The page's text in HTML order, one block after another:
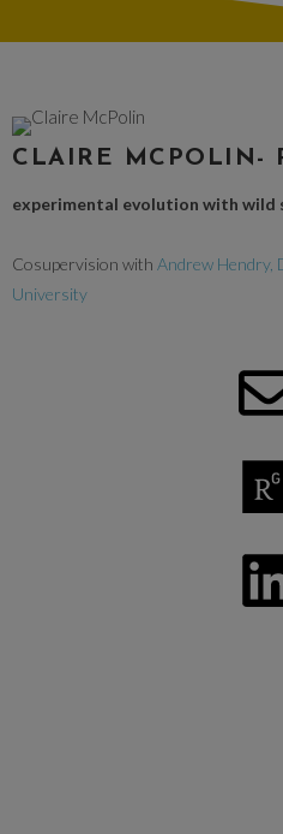
CLAIRE MCPOLIN-
experimental evolution with wild
Cosupervision with Andrew Hendry,
University